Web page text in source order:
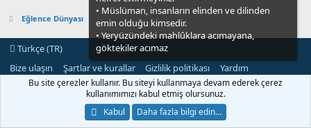
Eğlence Dünyası
Türkçe (TR)
Bize ulaşın
Şartlar ve kurallar Gizlilik politikası
Yardım
Ana sayfa
R
Community platform by XenForo ® © 2010-2021 XenForo Ltd.
[XGT] Forum statistics system- XenGenTr
• Müslüman, insanların elinden ve dilinden
emin olduğu kimsedir.
• Yeryüzündeki mahlûklara acımayana,
göktekiler acımaz
Bu site çerezler kullanır. Bu siteyi kullanmaya devam ederek çerez
kullanımımızı kabul etmiş olursunuz.
Kabul
Daha fazla bilgi edin…